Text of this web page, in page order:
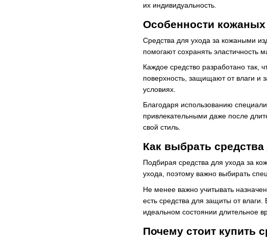
их индивидуальность.
Особенности
Средства для ухода за кожаными
помогают сохранять эластичность
Каждое средство разработано
поверхность, защищают от влаги и
условиях.
Благодаря использованию
привлекательными даже после
свой стиль.
Как выбрать
Подбирая средства для ухода за
ухода, поэтому важно выбирать
Не менее важно учитывать
есть средства для защиты от
идеальном состоянии длительное
Почему стоит купить